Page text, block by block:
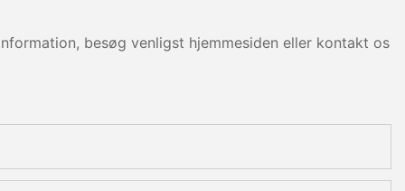
besøg venligst hjemmesiden eller kontakt os